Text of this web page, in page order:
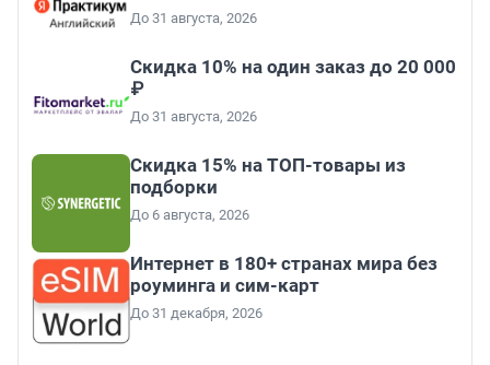
До 31 августа, 2026
Скидка 10% на один заказ до 20 000
₽
До 31 августа, 2026
Скидка 15% на ТОП-товары из
подборки
До 6 августа, 2026
Интернет в 180+ странах мира без
роуминга и сим-карт
До 31 декабря, 2026